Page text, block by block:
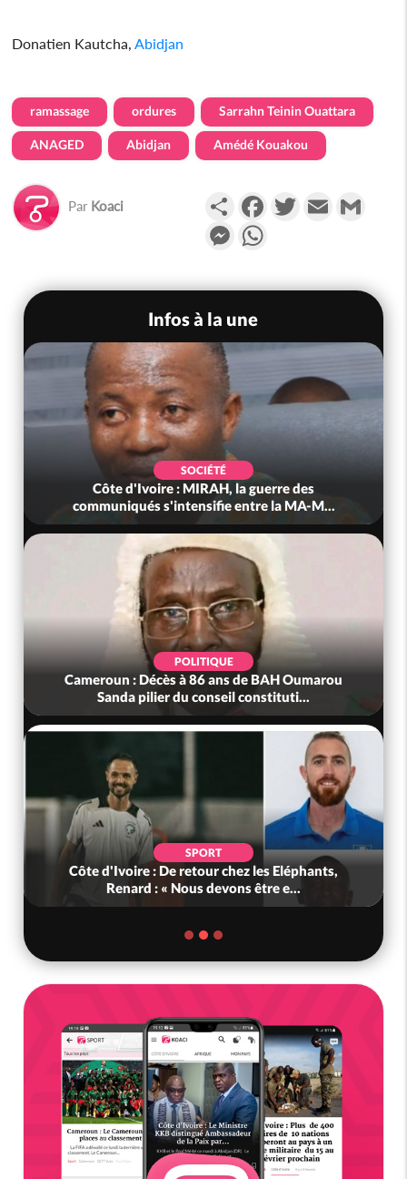
Donatien Kautcha, Abidjan
ramassage ordures Sarrahn Teinin Ouattara
ANAGED Abidjan Amédé Kouakou
Par Koaci PartagerFacebookTwitterEmail
Messenger
Infos à la une
SOCIÉTÉ
Côte d'Ivoire : MIRAH, la guerre des
communiqués s'intensifie entre la MA-M...
POLITIQUE
Cameroun : Décès à 86 ans de BAH Oumarou
Sanda pilier du conseil constituti...
SPORT
Côte d'Ivoire : De retour chez les Eléphants,
Renard : « Nous devons être e...